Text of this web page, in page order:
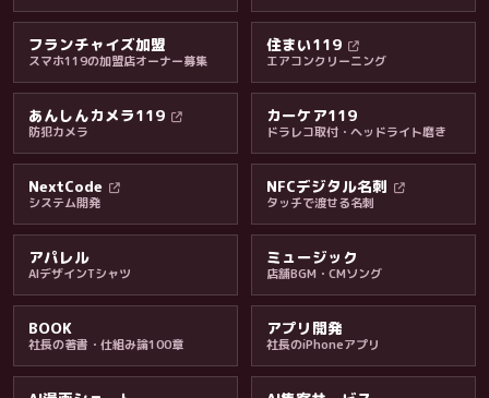
料金・保証・ご案内
フランチャイズ加盟
スマホ119の加盟店オーナー募集
住まい119
エアコンクリーニング
あんしんカメラ119
防犯カメラ
カーケア119
ドラレコ取付・ヘッドライト磨き
NextCode
システム開発
NFCデジタル名刺
タッチで渡せる名刺
アパレル
AIデザインTシャツ
ミュージック
店舗BGM・CMソング
BOOK
社長の著書・仕組み論100章
アプリ開発
社長のiPhoneアプリ